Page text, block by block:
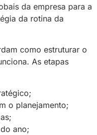
da empresa para a
da rotina da
como estruturar o
As etapas
o planejamento;
ano;